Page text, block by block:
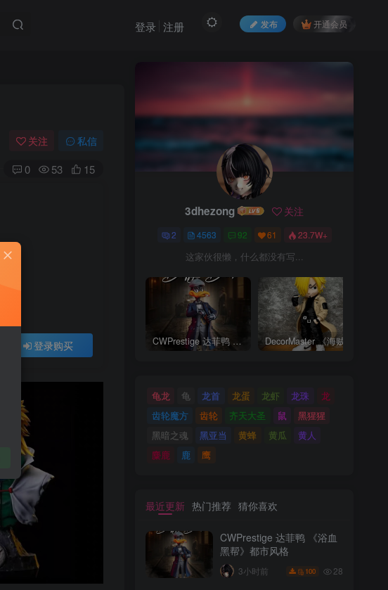
发布 开通会员
登录 注册
关注 私信
0 53 15
登录购买
3dhezong 关注
2 4563 92 61 23.7W+
这家伙很懒，什么都没有写...
CWPrestige 达菲鸭 《浴血黑帮》都市风格
龟龙 龟 龙首 龙蛋 龙虾 龙珠
龙
齿轮魔方
齿轮 齐天大圣 鼠
黑猩猩
黑暗之魂
黑亚当 黄蜂 黄瓜
黄人
麋鹿
鹿 鹰
最近更新 热门推荐 猜你喜欢
CWPrestige 达菲鸭 《浴血
黑帮》都市风格
3小时前 100 28